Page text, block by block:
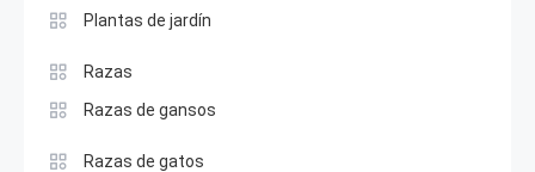
Plantas de jardín
Razas
Razas de gansos
Razas de gatos